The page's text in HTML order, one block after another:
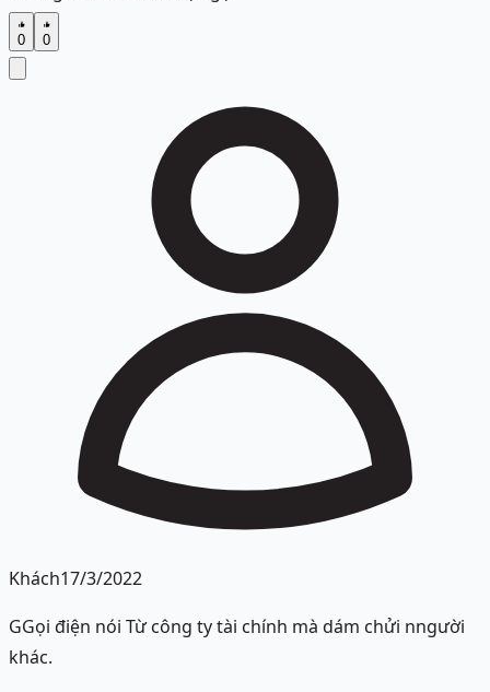
0 0
Khách17/3/2022
GGọi điện nói Từ công ty tài chính mà dám chửi nngười
khác.